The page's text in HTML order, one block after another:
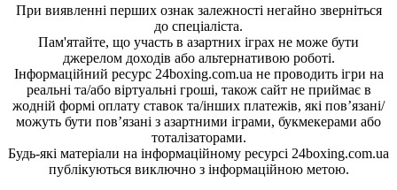
При виявленні перших ознак залежності негайно зверніться
до спеціаліста.
Пам'ятайте, що участь в азартних іграх не може бути
джерелом доходів або альтернативою роботі.
Інформаційний ресурс 24boxing.com.ua не проводить ігри на
реальні та/або віртуальні гроші, також сайт не приймає в
жодній формі оплату ставок та/інших платежів, які пов’язані/
можуть бути пов’язані з азартними іграми, букмекерами або
тоталізаторами.
Будь-які матеріали на інформаційному ресурсі 24boxing.com.ua
публікуються виключно з інформаційною метою.